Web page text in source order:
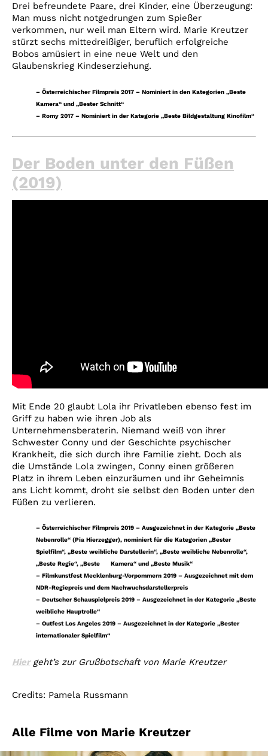
Drei befreundete Paare, drei Kinder, eine Überzeugung:
Man muss nicht notgedrungen zum Spießer
verkommen, nur weil man Eltern wird. Marie Kreutzer
stürzt sechs mittedreißiger, beruflich erfolgreiche
Bobos amüsiert in eine neue Welt und den
Glaubenskrieg Kindeserziehung.
– Österreichischer Filmpreis 2017 – Nominiert in den Kategorien „Beste
Kamera“ und „Bester Schnitt“
– Romy 2017 – Nominiert in der Kategorie „Beste Bildgestaltung Kinofilm“
Der Boden unter den Füßen
(2019)
Mit Ende 20 glaubt Lola ihr Privatleben ebenso fest im
Griff zu haben wie ihren Job als
Unternehmensberaterin. Niemand weiß von ihrer
Schwester Conny und der Geschichte psychischer
Krankheit, die sich durch ihre Familie zieht. Doch als
die Umstände Lola zwingen, Conny einen größeren
Platz in ihrem Leben einzuräumen und ihr Geheimnis
ans Licht kommt, droht sie selbst den Boden unter den
Füßen zu verlieren.
– Österreichischer Filmpreis 2019 – Ausgezeichnet in der Kategorie „Beste
Nebenrolle“ (Pia Hierzegger), nominiert für die Kategorien „Bester
Spielfilm“, „Beste weibliche Darstellerin“, „Beste weibliche Nebenrolle“,
„Beste Regie“, „Beste Kamera“ und „Beste Musik“
– Filmkunstfest Mecklenburg-Vorpommern 2019 – Ausgezeichnet mit dem
NDR-Regiepreis und dem Nachwuchsdarstellerpreis
– Deutscher Schauspielpreis 2019 – Ausgezeichnet in der Kategorie „Beste
weibliche Hauptrolle“
– Outfest Los Angeles 2019 – Ausgezeichnet in der Kategorie „Bester
internationaler Spielfilm“
Hiergeht’s zur Grußbotschaft von Marie Kreutzer
Credits: Pamela Russmann
Alle Filme von Marie Kreutzer